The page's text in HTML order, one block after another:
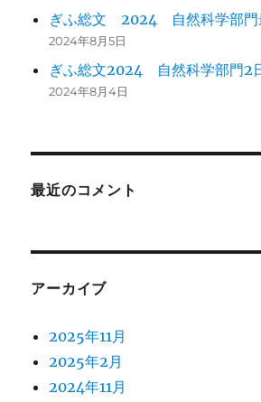
ぎふ総文 2024 自然科学部門
2024年8月5日
ぎふ総文2024 自然科学部門2
2024年8月4日
最近のコメント
アーカイブ
2025年11月
2025年2月
2024年11月